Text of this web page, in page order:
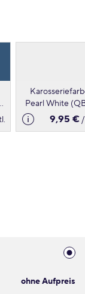
Pearl White
Kontrastfarbe:
Black (KH3)
9,95 €
ohne Aufpreis